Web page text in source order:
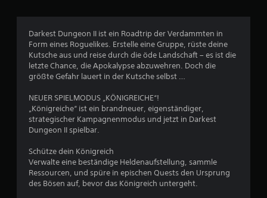
i
c
h
e
Darkest Dungeon II ist ein Roadtrip der Verdammten in
Form eines Roguelikes. Erstelle eine Gruppe, rüste deine
Kutsche aus und reise durch die öde Landschaft – es ist die
letzte Chance, die Apokalypse abzuwehren. Doch die
größte Gefahr lauert in der Kutsche selbst …
NEUER SPIELMODUS „KÖNIGREICHE“!
„Königreiche“ ist ein brandneuer, eigenständiger,
strategischer Kampagnenmodus und jetzt in Darkest
Dungeon II spielbar.
Schütze dein Königreich
Verwalte eine beständige Heldenaufstellung, sammle
Ressourcen, und spüre in epischen Quests den Ursprung
des Bösen auf, bevor das Königreich untergeht.